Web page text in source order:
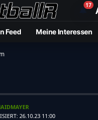
🔔17
Feed Meine Interessen
26.10.23 11:00